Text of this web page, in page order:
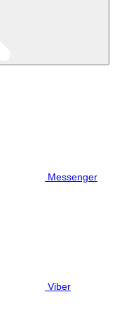
Messenger
Viber